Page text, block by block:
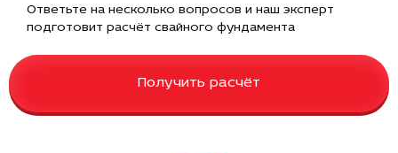
Ответьте на несколько вопросов и наш эксперт
подготовит расчёт свайного фундамента
Получить расчёт